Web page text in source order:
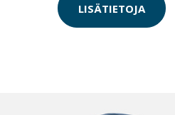
LISÄTIETOJA